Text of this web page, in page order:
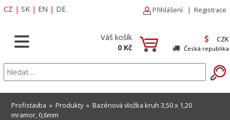
CZ | SK | EN | DE Přihlášení | Registrace
Váš košík
0 Kč
CZK
Česká republika
Profistavba » Produkty» Bazénová vložka kruh 3,50 x 1,20
mramor, 0,6mm